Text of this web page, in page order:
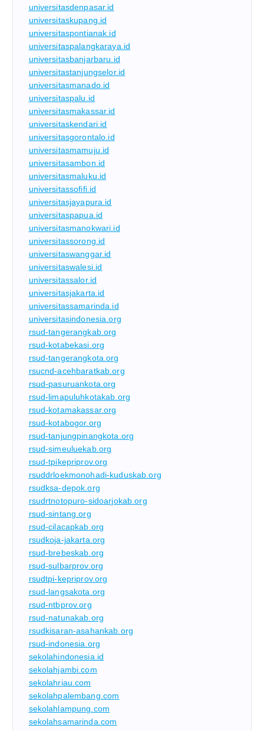
universitasdenpasar.id
universitaskupang.id
universitaspontianak.id
universitaspalangkaraya.id
universitasbanjarbaru.id
universitastanjungselor.id
universitasmanado.id
universitaspalu.id
universitasmakassar.id
universitaskendari.id
universitasgorontalo.id
universitasmamuju.id
universitasambon.id
universitasmaluku.id
universitassofifi.id
universitasjayapura.id
universitaspapua.id
universitasmanokwari.id
universitassorong.id
universitaswanggar.id
universitaswalesi.id
universitassalor.id
universitasjakarta.id
universitassamarinda.id
universitasindonesia.org
rsud-tangerangkab.org
rsud-kotabekasi.org
rsud-tangerangkota.org
rsucnd-acehbaratkab.org
rsud-pasuruankota.org
rsud-limapuluhkotakab.org
rsud-kotamakassar.org
rsud-kotabogor.org
rsud-tanjungpinangkota.org
rsud-simeuluekab.org
rsud-tpikepriprov.org
rsuddrloekmonohadi-kuduskab.org
rsudksa-depok.org
rsudrtnotopuro-sidoarjokab.org
rsud-sintang.org
rsud-cilacapkab.org
rsudkoja-jakarta.org
rsud-brebeskab.org
rsud-sulbarprov.org
rsudtpi-kepriprov.org
rsud-langsakota.org
rsud-ntbprov.org
rsud-natunakab.org
rsudkisaran-asahankab.org
rsud-indonesia.org
sekolahindonesia.id
sekolahjambi.com
sekolahriau.com
sekolahpalembang.com
sekolahlampung.com
sekolahsamarinda.com